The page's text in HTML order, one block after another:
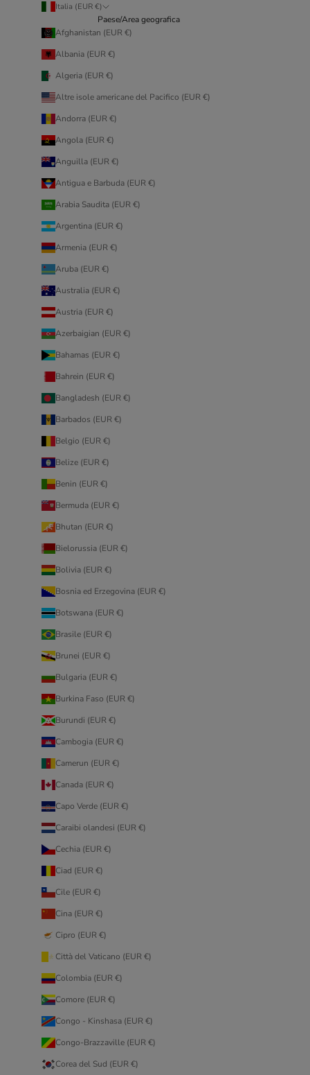
Italia (EUR €)
Paese/Area geografica
Afghanistan (EUR €)
Albania (EUR €)
Algeria (EUR €)
Altre isole americane del Pacifico (EUR €)
Andorra (EUR €)
Angola (EUR €)
Anguilla (EUR €)
Antigua e Barbuda (EUR €)
Arabia Saudita (EUR €)
Argentina (EUR €)
Armenia (EUR €)
Aruba (EUR €)
Australia (EUR €)
Austria (EUR €)
Azerbaigian (EUR €)
Bahamas (EUR €)
Bahrein (EUR €)
Bangladesh (EUR €)
Barbados (EUR €)
Belgio (EUR €)
Belize (EUR €)
Benin (EUR €)
Bermuda (EUR €)
Bhutan (EUR €)
Bielorussia (EUR €)
Bolivia (EUR €)
Bosnia ed Erzegovina (EUR €)
Botswana (EUR €)
Brasile (EUR €)
Brunei (EUR €)
Bulgaria (EUR €)
Burkina Faso (EUR €)
Burundi (EUR €)
Cambogia (EUR €)
Camerun (EUR €)
Canada (EUR €)
Capo Verde (EUR €)
Caraibi olandesi (EUR €)
Cechia (EUR €)
Ciad (EUR €)
Cile (EUR €)
Cina (EUR €)
Cipro (EUR €)
Città del Vaticano (EUR €)
Colombia (EUR €)
Comore (EUR €)
Congo - Kinshasa (EUR €)
Congo-Brazzaville (EUR €)
Corea del Sud (EUR €)